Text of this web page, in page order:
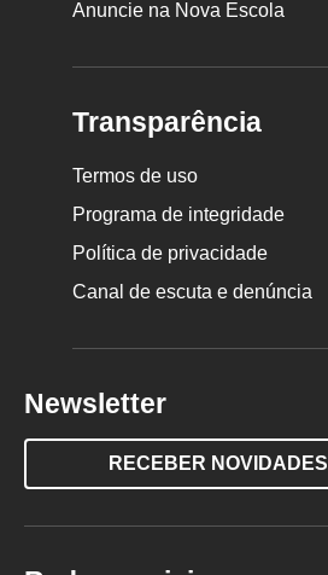
Anuncie na Nova Escola
Transparência
Termos de uso
Programa de integridade
Política de privacidade
Canal de escuta e denúncia
Newsletter
RECEBER NOVIDADES